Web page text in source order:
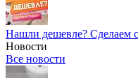
Нашли дешевле? Сделаем
Новости
Все новости